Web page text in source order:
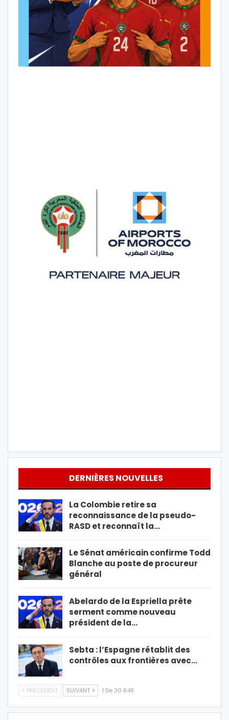
DERNIÈRES NOUVELLES
La Colombie retire sa
reconnaissance de la pseudo-
RASD et reconnaît la…
Le Sénat américain confirme Todd
Blanche au poste de procureur
général
Abelardo de la Espriella prête
serment comme nouveau
président de la…
Sebta : l’Espagne rétablit des
contrôles aux frontières avec…
PRÉCÉDENT SUIVANT 1 De 30 848